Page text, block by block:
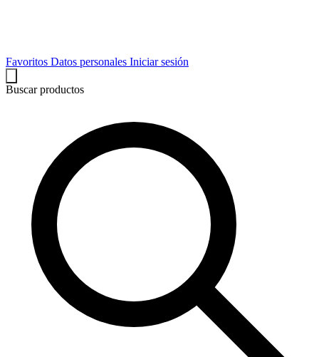
Favoritos Datos personales Iniciar sesión
Buscar productos